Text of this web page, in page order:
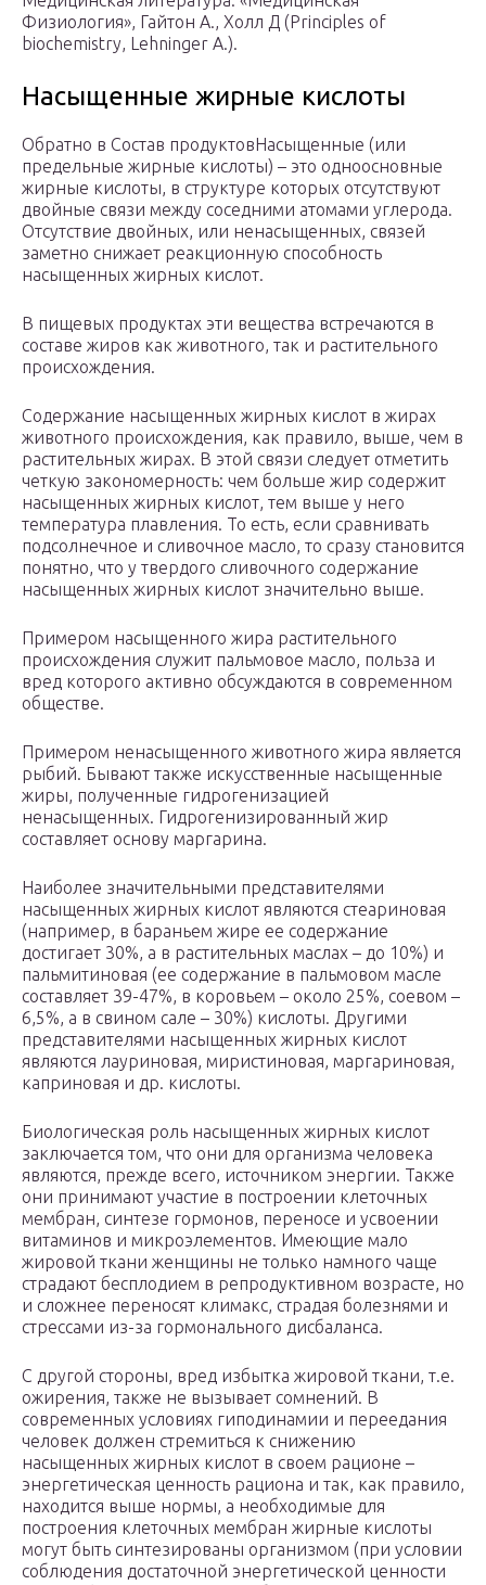
Физиология», Гайтон А., Холл Д (Principles of
biochemistry, Lehninger A.).
Насыщенные жирные кислоты
Обратно в Состав продуктовНасыщенные (или
предельные жирные кислоты) – это одноосновные
жирные кислоты, в структуре которых отсутствуют
двойные связи между соседними атомами углерода.
Отсутствие двойных, или ненасыщенных, связей
заметно снижает реакционную способность
насыщенных жирных кислот.
В пищевых продуктах эти вещества встречаются в
составе жиров как животного, так и растительного
происхождения.
Содержание насыщенных жирных кислот в жирах
животного происхождения, как правило, выше, чем в
растительных жирах. В этой связи следует отметить
четкую закономерность: чем больше жир содержит
насыщенных жирных кислот, тем выше у него
температура плавления. То есть, если сравнивать
подсолнечное и сливочное масло, то сразу становится
понятно, что у твердого сливочного содержание
насыщенных жирных кислот значительно выше.
Примером насыщенного жира растительного
происхождения служит пальмовое масло, польза и
вред которого активно обсуждаются в современном
обществе.
Примером ненасыщенного животного жира является
рыбий. Бывают также искусственные насыщенные
жиры, полученные гидрогенизацией
ненасыщенных. Гидрогенизированный жир
составляет основу маргарина.
Наиболее значительными представителями
насыщенных жирных кислот являются стеариновая
(например, в бараньем жире ее содержание
достигает 30%, а в растительных маслах – до 10%) и
пальмитиновая (ее содержание в пальмовом масле
составляет 39-47%, в коровьем – около 25%, соевом –
6,5%, а в свином сале – 30%) кислоты. Другими
представителями насыщенных жирных кислот
являются лауриновая, миристиновая, маргариновая,
каприновая и др. кислоты.
Биологическая роль насыщенных жирных кислот
заключается том, что они для организма человека
являются, прежде всего, источником энергии. Также
они принимают участие в построении клеточных
мембран, синтезе гормонов, переносе и усвоении
витаминов и микроэлементов. Имеющие мало
жировой ткани женщины не только намного чаще
страдают бесплодием в репродуктивном возрасте, но
и сложнее переносят климакс, страдая болезнями и
стрессами из-за гормонального дисбаланса.
С другой стороны, вред избытка жировой ткани, т.е.
ожирения, также не вызывает сомнений. В
современных условиях гиподинамии и переедания
человек должен стремиться к снижению
насыщенных жирных кислот в своем рационе –
энергетическая ценность рациона и так, как правило,
находится выше нормы, а необходимые для
построения клеточных мембран жирные кислоты
могут быть синтезированы организмом (при условии
соблюдения достаточной энергетической ценности